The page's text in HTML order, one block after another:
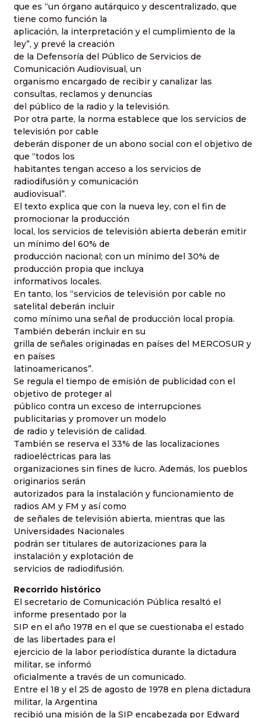
que es “un órgano autárquico y descentralizado, que
tiene como función la
aplicación, la interpretación y el cumplimiento de la
ley”, y prevé la creación
de la Defensoría del Público de Servicios de
Comunicación Audiovisual, un
organismo encargado de recibir y canalizar las
consultas, reclamos y denuncias
del público de la radio y la televisión.
Por otra parte, la norma establece que los servicios de
televisión por cable
deberán disponer de un abono social con el objetivo de
que “todos los
habitantes tengan acceso a los servicios de
radiodifusión y comunicación
audiovisual”.
El texto explica que con la nueva ley, con el fin de
promocionar la producción
local, los servicios de televisión abierta deberán emitir
un mínimo del 60% de
producción nacional; con un mínimo del 30% de
producción propia que incluya
informativos locales.
En tanto, los “servicios de televisión por cable no
satelital deberán incluir
como mínimo una señal de producción local propia.
También deberán incluir en su
grilla de señales originadas en países del MERCOSUR y
en países
latinoamericanos”.
Se regula el tiempo de emisión de publicidad con el
objetivo de proteger al
público contra un exceso de interrupciones
publicitarias y promover un modelo
de radio y televisión de calidad.
También se reserva el 33% de las localizaciones
radioeléctricas para las
organizaciones sin fines de lucro. Además, los pueblos
originarios serán
autorizados para la instalación y funcionamiento de
radios AM y FM y así como
de señales de televisión abierta, mientras que las
Universidades Nacionales
podrán ser titulares de autorizaciones para la
instalación y explotación de
servicios de radiodifusión.
Recorrido histórico
El secretario de Comunicación Pública resaltó el
informe presentado por la
SIP en el año 1978 en el que se cuestionaba el estado
de las libertades para el
ejercicio de la labor periodística durante la dictadura
militar, se informó
oficialmente a través de un comunicado.
Entre el 18 y el 25 de agosto de 1978 en plena dictadura
militar, la Argentina
recibió una misión de la SIP encabezada por Edward